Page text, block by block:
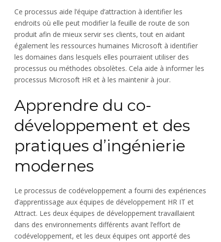
Ce processus aide l’équipe d’attraction à identifier les
endroits où elle peut modifier la feuille de route de son
produit afin de mieux servir ses clients, tout en aidant
également les ressources humaines Microsoft à identifier
les domaines dans lesquels elles pourraient utiliser des
processus ou méthodes obsolètes. Cela aide à informer les
processus Microsoft HR et à les maintenir à jour.
Apprendre du co-
développement et des
pratiques d’ingénierie
modernes
Le processus de codéveloppement a fourni des expériences
d’apprentissage aux équipes de développement HR IT et
Attract. Les deux équipes de développement travaillaient
dans des environnements différents avant l’effort de
codéveloppement, et les deux équipes ont apporté des